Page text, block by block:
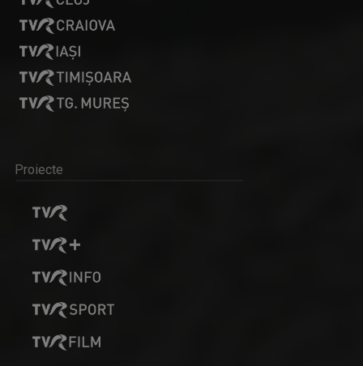
Proiecte